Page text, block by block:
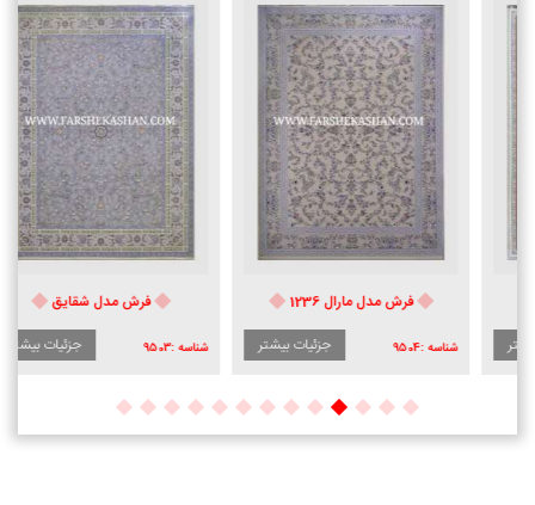
فرش مدل مارال 1236
9504 جزئیات بیشتر
فرش مدل شقایق
9503 جزئیات بیشتر